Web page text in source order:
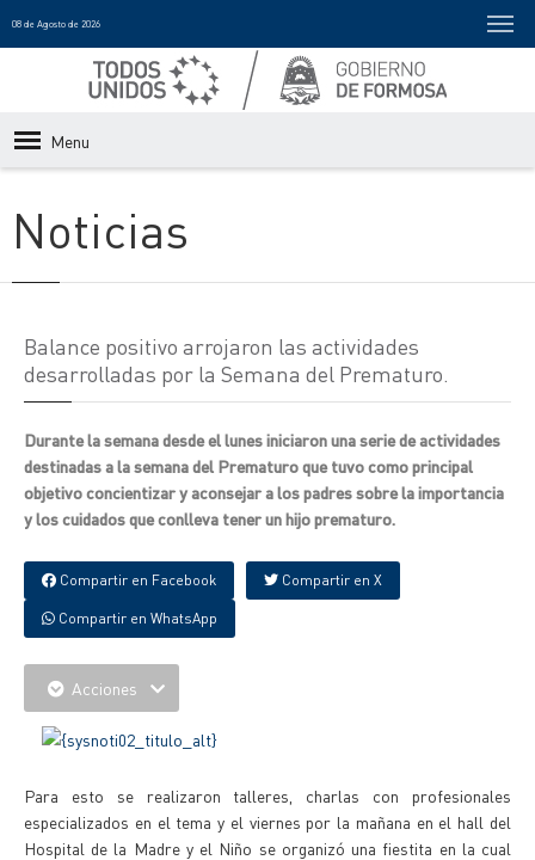
08 de Agosto de 2026
Menu
Noticias
Balance positivo arrojaron las actividades
desarrolladas por la Semana del Prematuro.
Durante la semana desde el lunes iniciaron una serie de actividades
destinadas a la semana del Prematuro que tuvo como principal
objetivo concientizar y aconsejar a los padres sobre la importancia
y los cuidados que conlleva tener un hijo prematuro.
Compartir en Facebook Compartir en X
Compartir en WhatsApp
Acciones
Para esto se realizaron talleres, charlas con profesionales
especializados en el tema y el viernes por la mañana en el hall del
Hospital de la Madre y el Niño se organizó una fiestita en la cual